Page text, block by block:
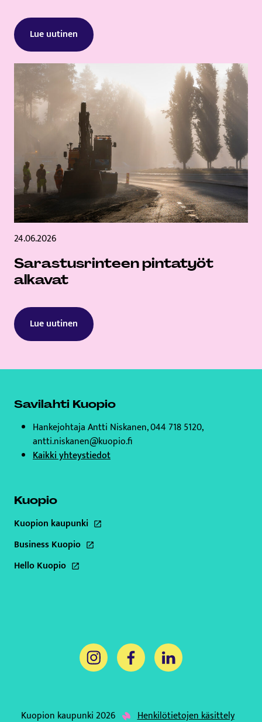
Lue uutinen
24.06.2026
Sarastusrinteen pintatyöt
alkavat
Lue uutinen
Savilahti Kuopio
Hankejohtaja Antti Niskanen, 044 718 5120,
antti.niskanen@kuopio.fi
Kaikki yhteystiedot
Kuopio
Kuopion kaupunki
Tämä linkki aukeaa uuteen välilehteen
Business Kuopio
Tämä linkki aukeaa uuteen välilehteen
Hello Kuopio
Tämä linkki aukeaa uuteen välilehteen
Kuopion kaupunki 2026 Henkilötietojen käsittely
Tämä linkki aukeaa uuteen välilehteen
Tämä linkki aukeaa uuteen
Tämä linkki aukeaa